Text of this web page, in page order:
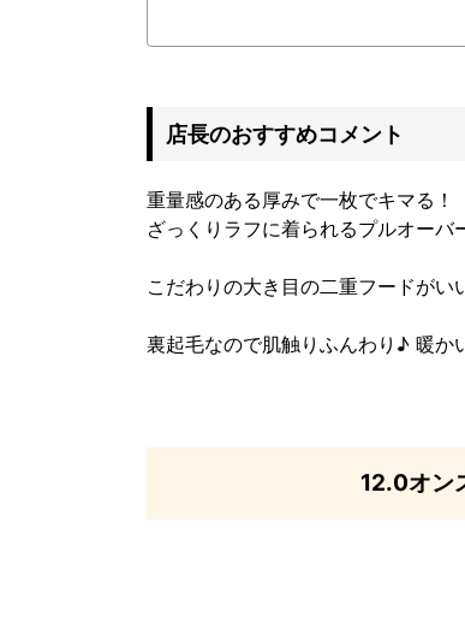
店長のおすすめコメント
重量感のある厚みで一枚でキマる！
ざっくりラフに着られるプルオーバ
こだわりの大き目の二重フードが
裏起毛なので肌触りふんわり♪ 暖か
12.0オン